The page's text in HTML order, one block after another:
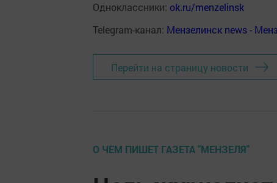
Одноклассники: ok.ru/menzelinsk
Telegram-канал: Мензелинск news -
Перейти на страницу новости
О ЧЕМ ПИШЕТ ГАЗЕТА "МЕНЗЕЛЯ"